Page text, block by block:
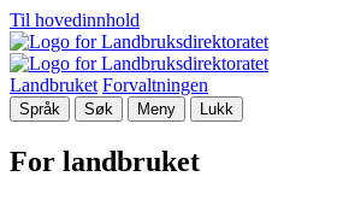
Til hovedinnhold
Landbruket Forvaltningen
Språk Søk Meny Lukk
For landbruket